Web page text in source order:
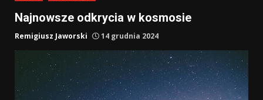
Najnowsze odkrycia w kosmosie
Remigiusz Jaworski 14 grudnia 2024